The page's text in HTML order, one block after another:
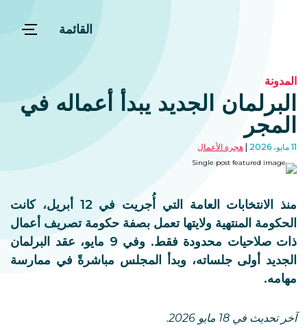
القائمة
المدونة
البرلمان الجديد يبدأ أعماله في
المجر
11 مايو، 2026 هجرة الأعمال
منذ الانتخابات العامة التي أُجريت في 12 أبريل، كانت
الحكومة المنتهية ولايتها تعمل بصفة حكومة تصريف أعمال
ذات صلاحيات محدودة فقط. وفي 9 مايو، عقد البرلمان
الجديد أولى جلساته، وبدأ المجلس مباشرةً في ممارسة
مهامه.
آخر تحديث في 18 مايو 2026.